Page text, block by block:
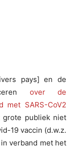
pays] en de
over de
met SARS-CoV2
grote publiek niet
19 vaccin (d.w.z.
verband met het